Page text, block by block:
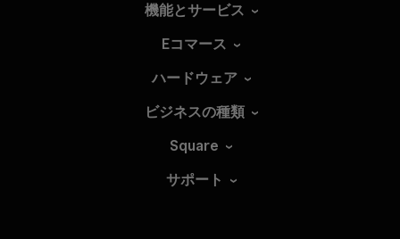
機能とサービス
Eコマース
ハードウェア
ビジネスの種類
Square
サポート